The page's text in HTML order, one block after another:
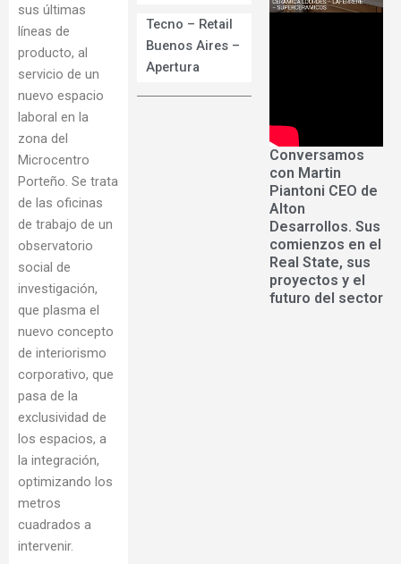
sus últimas
líneas de
producto, al
servicio de un
nuevo espacio
laboral en la
zona del
Microcentro
Porteño. Se trata
de las oficinas
de trabajo de un
observatorio
social de
investigación,
que plasma el
nuevo concepto
de interiorismo
corporativo, que
pasa de la
exclusividad de
los espacios, a
la integración,
optimizando los
metros
cuadrados a
intervenir.
Tecno – Retail
Buenos Aires –
Apertura
Conversamos
con Martin
Piantoni CEO de
Alton
Desarrollos. Sus
comienzos en el
Real State, sus
proyectos y el
futuro del sector